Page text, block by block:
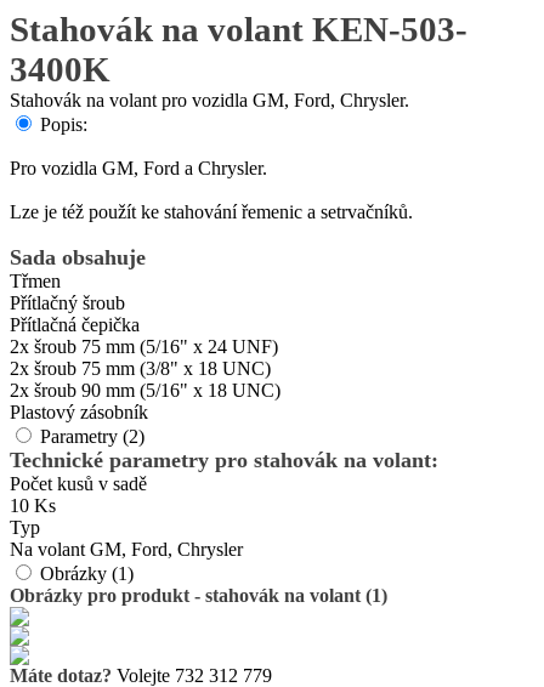
Stahovák na volant KEN-503-
3400K
Stahovák na volant pro vozidla GM, Ford, Chrysler.
Popis:
Pro vozidla GM, Ford a Chrysler.
Lze je též použít ke stahování řemenic a setrvačníků.
Sada obsahuje
Třmen
Přítlačný šroub
Přítlačná čepička
2x šroub 75 mm (5/16" x 24 UNF)
2x šroub 75 mm (3/8" x 18 UNC)
2x šroub 90 mm (5/16" x 18 UNC)
Plastový zásobník
Parametry (2)
Technické parametry pro stahovák na volant:
Počet kusů v sadě
10 Ks
Typ
Na volant GM, Ford, Chrysler
Obrázky (1)
Obrázky pro produkt - stahovák na volant (1)
Máte dotaz? Volejte 732 312 779